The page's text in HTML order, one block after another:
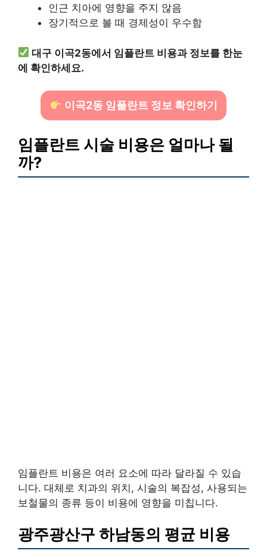
인근 치아에 영향을 주지 않음
장기적으로 볼 때 경제성이 우수함
대구 이곡2동에서 임플란트 비용과 정보를 한눈
에 확인하세요.
이곡2동 임플란트 정보 확인하기
임플란트 시술 비용은 얼마나 될
까?
임플란트 비용은 여러 요소에 따라 달라질 수 있습
니다. 대체로 치과의 위치, 시술의 복잡성, 사용되는
보철물의 종류 등이 비용에 영향을 미칩니다.
광주광산구 하남동의 평균 비용